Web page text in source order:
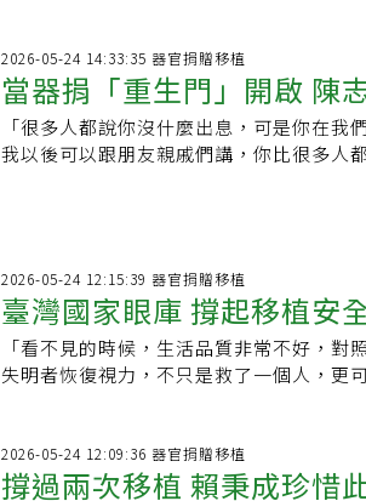
2026-05-24 14:33:35 器官捐贈移植
當器捐「重生門」開啟 陳
成了別人的英雄
「很多人都說你沒什麼出息，可是你在我
我以後可以跟朋友親戚們講，你比很多人
2026-05-24 12:15:39 器官捐贈移植
臺灣國家眼庫 撐起移植安
片捐贈角膜
「看不見的時候，生活品質非常不好，
失明者恢復視力，不只是救了一個人，更
改革，希望讓更多角膜盲患者重見光明。
2026-05-24 12:09:36 器官捐贈移植
撐過兩次移植 賴秉成珍惜